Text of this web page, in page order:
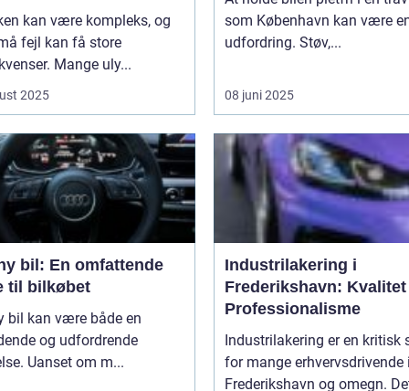
kan være kompleks, og
fejl kan få store
Mange uly...
2025
som København kan være
udfordring. Støv,...
08 juni 2025
bil: En omfattende
til bilkøbet
bil kan være både en
og udfordrende
Uanset om m...
Industrilakering i
Frederikshavn:
Professionalisme
Industrilakering er en kritisk
for mange erhvervsdrivende
Frederikshavn og omegn.